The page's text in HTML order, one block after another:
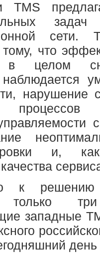
TMS
задач
сети.
тому, что
в целом
наблюдается
нарушение
и,
к
только
западные
день